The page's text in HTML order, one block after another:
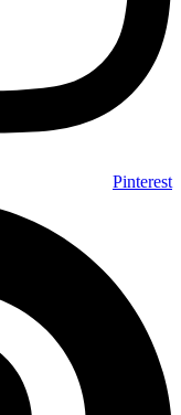
Pinterest